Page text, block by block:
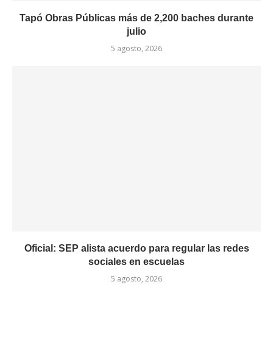
Tapó Obras Públicas más de 2,200 baches durante
julio
5 agosto, 2026
Oficial: SEP alista acuerdo para regular las redes
sociales en escuelas
5 agosto, 2026